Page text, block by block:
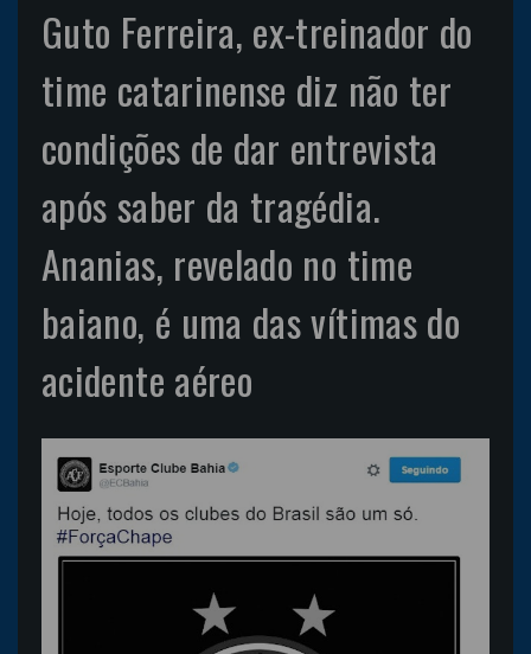
Guto Ferreira, ex-treinador do
time catarinense diz não ter
condições de dar entrevista
após saber da tragédia.
Ananias, revelado no time
baiano, é uma das vítimas do
acidente aéreo